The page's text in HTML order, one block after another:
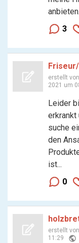
3
erstellt von
2021 um
Leider
erkrankt
suche
den
ist...
0
erstellt von
11:29 public